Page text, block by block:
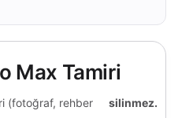
Max Tamiri
(fotoğraf, rehber
silinmez.